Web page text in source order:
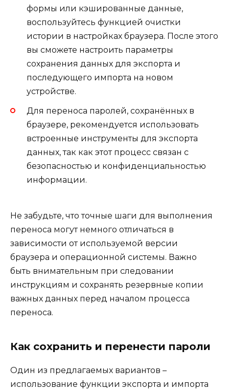
формы или кэшированные данные,
воспользуйтесь функцией очистки
истории в настройках браузера. После этого
вы сможете настроить параметры
сохранения данных для экспорта и
последующего импорта на новом
устройстве.
Для переноса паролей, сохранённых в
браузере, рекомендуется использовать
встроенные инструменты для экспорта
данных, так как этот процесс связан с
безопасностью и конфиденциальностью
информации.
Не забудьте, что точные шаги для выполнения
переноса могут немного отличаться в
зависимости от используемой версии
браузера и операционной системы. Важно
быть внимательным при следовании
инструкциям и сохранять резервные копии
важных данных перед началом процесса
переноса.
Как сохранить и перенести пароли
Один из предлагаемых вариантов –
использование функции экспорта и импорта